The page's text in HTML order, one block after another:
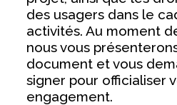
des usagers dans le
activités. Au moment
nous vous
document et vous
signer pour officialiser
engagement.